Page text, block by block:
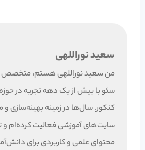
سعید نوراللهی
من سعید نوراللهی هستم، متخصص
سئو با بیش از یک دهه تجربه در
کنکور. سال‌ها در زمینه بهینه‌سازی
سایت‌های آموزشی فعالیت کرده‌ام و
محتوای علمی و کاربردی برای